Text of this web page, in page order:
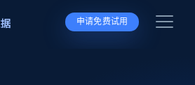
申请免费试用